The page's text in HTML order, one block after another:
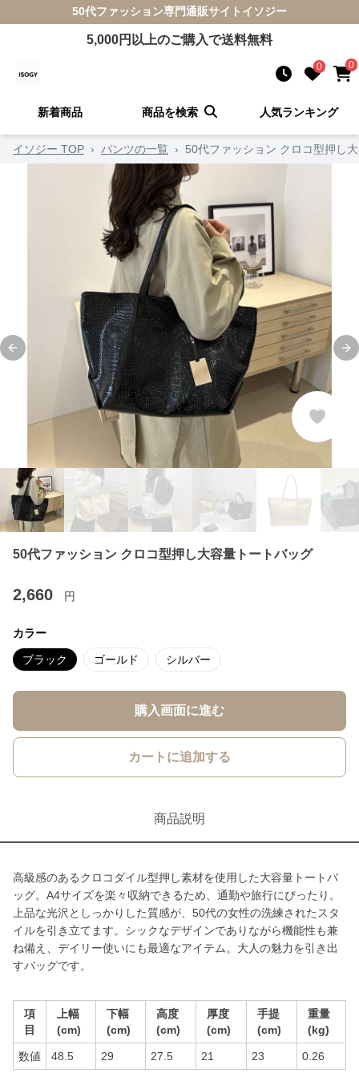
50代ファッション専門通販サイト イソジー
5,000円以上のご購入で送料無料
0 0
新着商品 商品を検索 人気ランキング
イソジー TOP › パンツの一覧 › 50代ファッション クロコ型押し
Previous slide
50代ファッション クロコ型押し大容量トートバッグ
2,660 円
カラー
ブラック ゴールド シルバー
購入画面に進む
カートに追加する
商品説明
高級感のあるクロコダイル型押し素材を使用した大容量トートバ
ッグ。A4サイズを楽々収納できるため、通勤や旅行にぴったり。
上品な光沢としっかりした質感が、50代の女性の洗練されたスタ
イルを引き立てます。シックなデザインでありながら機能性も兼
ね備え、デイリー使いにも最適なアイテム。大人の魅力を引き出
すバッグです。
項
目
上幅
(cm)
下幅
(cm)
高度
(cm)
厚度
(cm)
手提
(cm)
重量
(kg)
数値 48.5 29 27.5 21 23 0.26